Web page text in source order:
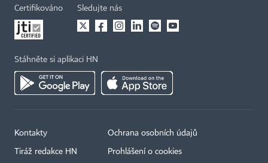
Certifikováno Sledujte nás
Stáhněte si aplikaci HN
Kontakty
Tiráž redakce HN
Ochrana osobních údajů
Prohlášení o cookies